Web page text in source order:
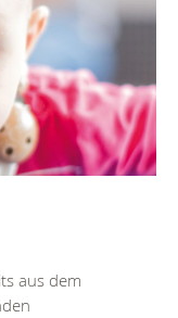
aus dem